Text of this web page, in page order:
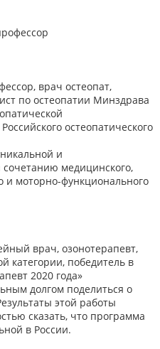
врач остеопат,
по остеопатии Минздрава
остеопатического
и
медицинского,
и моторно-функционального
врач, озонотерапевт,
категории, победитель в
2020 года»
долгом поделиться о
этой работы
сказать, что программа
в России.